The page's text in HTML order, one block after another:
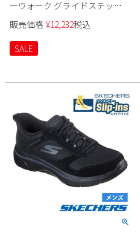
ーウォーク グライドステップ
2.0 ザック 216660 メンズ
販売価格 ¥12,232税込
SALE